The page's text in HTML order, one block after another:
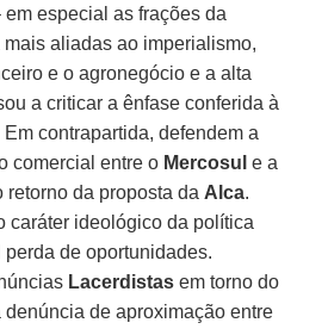
especial as frações da
aliadas ao imperialismo,
e o agronegócio e a alta
a criticar a ênfase conferida à
contrapartida, defendem a
comercial entre o Mercosul e a
retorno da proposta da Alca.
caráter ideológico da política
de oportunidades.
Lacerdistas em torno do
denúncia de aproximação entre